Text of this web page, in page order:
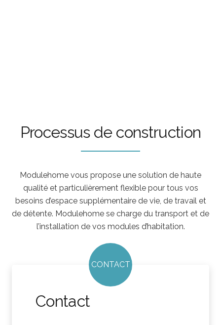
Processus de construction
Modulehome vous propose une solution de haute
qualité et particulièrement flexible pour tous vos
besoins d’espace supplémentaire de vie, de travail et
de détente. Modulehome se charge du transport et de
l’installation de vos modules d’habitation.
CONTACT
Contact